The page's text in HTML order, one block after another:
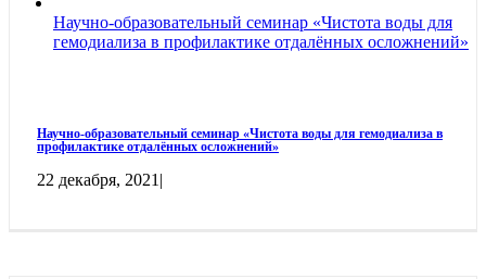
Научно-образовательный семинар «Чистота воды для
гемодиализа в профилактике отдалённых осложнений»
Научно-образовательный семинар «Чистота воды для гемодиализа в
профилактике отдалённых осложнений»
22 декабря, 2021 |